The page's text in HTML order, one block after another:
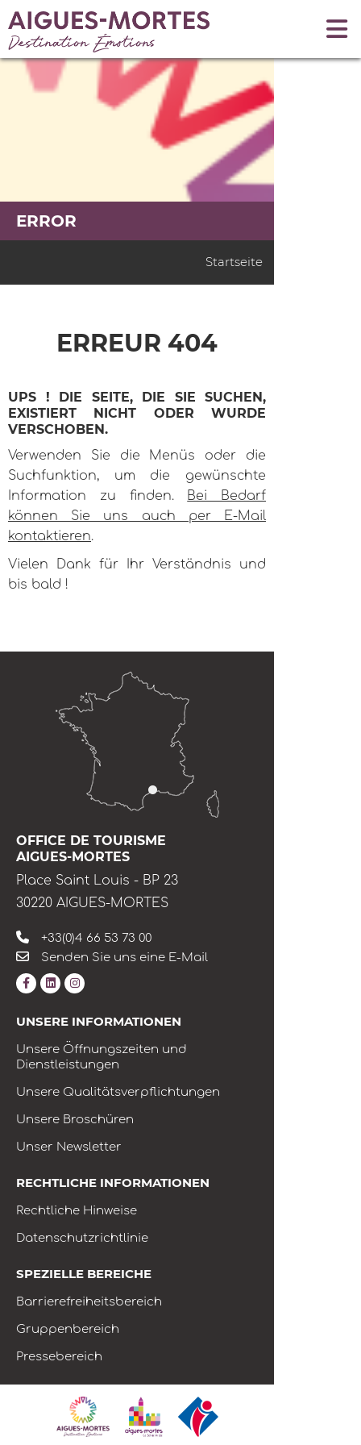
ERROR
Startseite
ERREUR 404
UPS ! DIE SEITE, DIE SIE SUCHEN,
EXISTIERT NICHT ODER WURDE
VERSCHOBEN.
Verwenden Sie die Menüs oder die
Suchfunktion, um die gewünschte
Information zu finden. Bei Bedarf
können Sie uns auch per E-Mail
kontaktieren.
Vielen Dank für Ihr Verständnis und
bis bald !
OFFICE DE TOURISME
AIGUES-MORTES
Place Saint Louis - BP 23
30220 AIGUES-MORTES
+33(0)4 66 53 73 00
Senden Sie uns eine E-Mail
UNSERE INFORMATIONEN
Unsere Öffnungszeiten und
Dienstleistungen
Unsere Qualitätsverpflichtungen
Unsere Broschüren
Unser Newsletter
RECHTLICHE INFORMATIONEN
Rechtliche Hinweise
Datenschutzrichtlinie
SPEZIELLE BEREICHE
Barrierefreiheitsbereich
Gruppenbereich
Pressebereich